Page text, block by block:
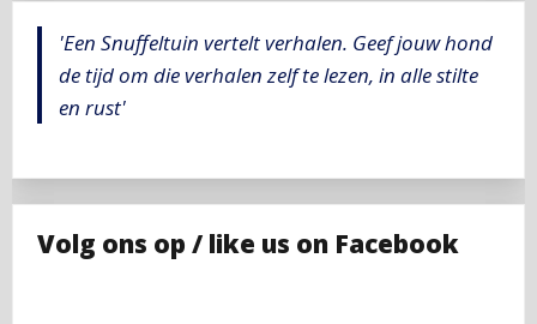
'Een Snuffeltuin vertelt verhalen. Geef jouw hond
de tijd om die verhalen zelf te lezen, in alle stilte
en rust'
Volg ons op / like us on Facebook